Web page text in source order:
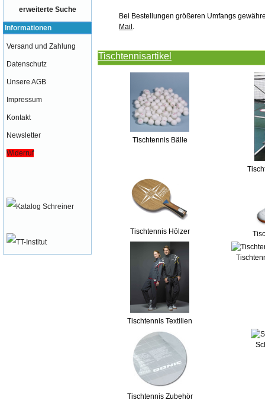
Bei Bestellungen größeren Umfangs
Mail .
Tischtennisartikel
Tischtennis Bälle
Tischtennis Hölzer
Tischtennis Textilien
Tischtennis Zubehör
erweiterte Suche
Informationen
Versand und Zahlung
Datenschutz
Unsere AGB
Impressum
Kontakt
Newsletter
Widerruf